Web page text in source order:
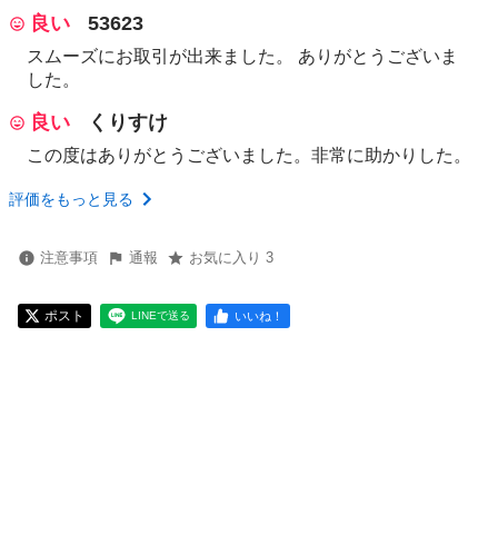
良い 53623
スムーズにお取引が出来ました。 ありがとうございま
した。
良い くりすけ
この度はありがとうございました。非常に助かりした。
評価をもっと見る
注意事項 通報 お気に入り 3
ポスト LINEで送る いいね！